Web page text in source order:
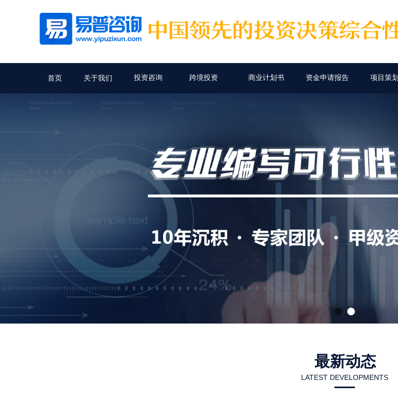
投资咨询 跨境投资 商业计划书 资金申请报告 项目策划
首页 关于我们
LATEST DEVELOPMENTS
最新动态